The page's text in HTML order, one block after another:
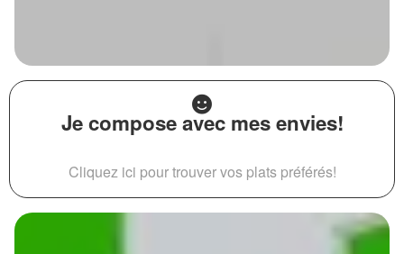
Je compose avec mes envies!
Cliquez ici pour trouver vos plats préférés!